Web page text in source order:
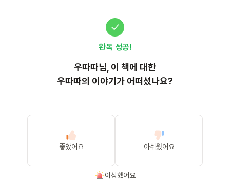
완독 성공!
우따따님, 이 책에 대한
우따따의 이야기가 어떠셨나요?
좋았어요 아쉬웠어요
이상했어요